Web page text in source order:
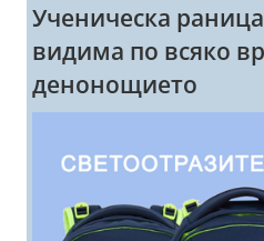
Ученическа
видима по всяко
денонощието